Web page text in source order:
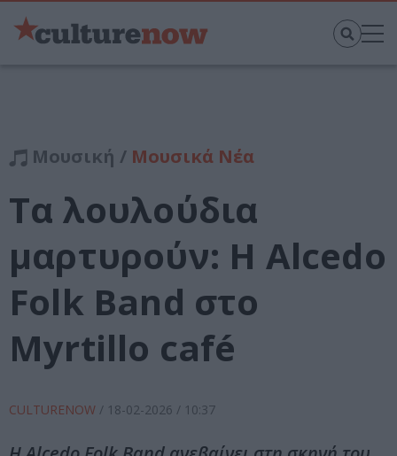
Μουσική / Μουσικά Νέα
Τα λουλούδια
μαρτυρούν: Η Alcedo
Folk Band στο
Myrtillo café
CULTURENOW / 18-02-2026 / 10:37